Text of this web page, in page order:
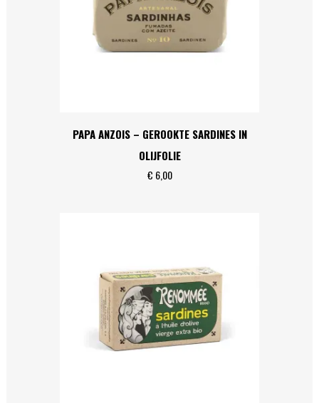
PAPA ANZOIS – GEROOKTE SARDINES IN
OLIJFOLIE
€ 6,00